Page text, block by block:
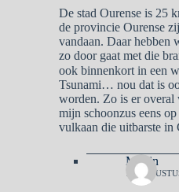
De stad Ourense is 25
de provincie Ourense
vandaan. Daar hebben
zo door gaat met die
ook binnenkort in een
Tsunami… nou dat is
worden. Zo is er
mijn schoonzus eens
vulkaan die uitbarste in
Martin
18